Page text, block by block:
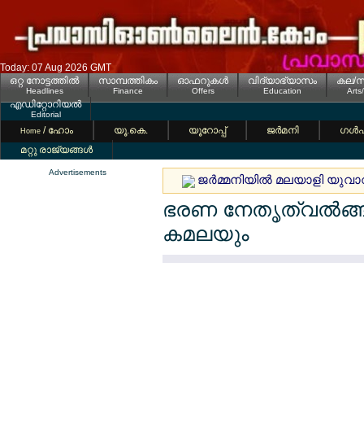
Today: 07 Aug 2026 GMT
ഒറ്റ നോട്ടത്തില്‍
Headlines
സാമ്പത്തികം
Finance
ഓഫറുകള്‍
Offers
വിദ്യാഭ്യാസം
Education
കല/
എഡിറ്റോറിയല്‍
Editorial
Home / ഹോം യൂ.കെ. യൂറോപ്പ് ജര്‍മനി
മറ്റു രാജ്യങ്ങള്‍
Advertisements
ജര്‍മ്മനിയില്‍ മലയാളി
ഭരണ
കമലയും